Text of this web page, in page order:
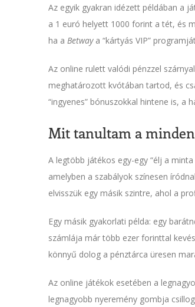
Az egyik gyakran idézett példában a
a 1 euró helyett 1000 forint a tét, és
ha a Betwaya “kártyás VIP”
Az online rulett valódi pénzzel
meghatározott kvótában tartod, és
“ingyenes” bónuszokkal hintene is, a
Mit tanultam a
A legtöbb játékos egy-egy “élj a
amelyben a szabályok színesen
elvisszük egy másik szintre, ahol a
Egy másik gyakorlati példa: egy
számlája már több ezer forinttal
könnyű dolog a pénztárca üresen
Az online játékok esetében a
legnagyobb nyeremény gombja